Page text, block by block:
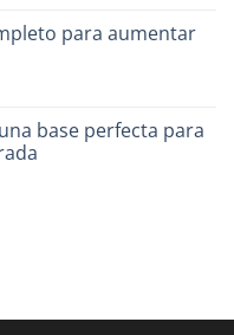
para aumentar
base perfecta para